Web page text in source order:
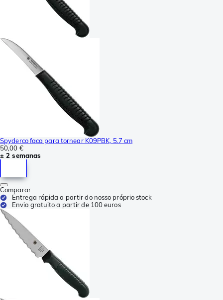
Spyderco faca para tornear K09PBK, 5.7 cm
50,00 €
± 2 semanas
Comparar
Entrega rápida a partir do nosso próprio stock
Envio gratuito a partir de 100 euros